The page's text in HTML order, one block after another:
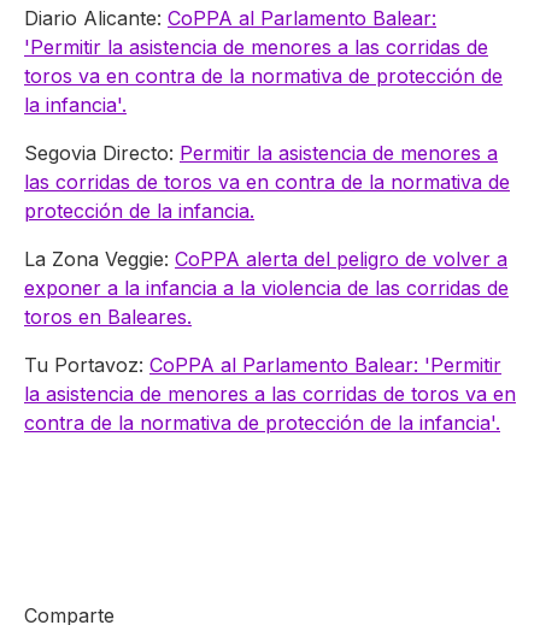
Diario Alicante: CoPPA al Parlamento Balear:
'Permitir la asistencia de menores a las corridas de
toros va en contra de la normativa de protección de
la infancia'.
Segovia Directo: Permitir la asistencia de menores a
las corridas de toros va en contra de la normativa de
protección de la infancia.
La Zona Veggie: CoPPA alerta del peligro de volver a
exponer a la infancia a la violencia de las corridas de
toros en Baleares.
Tu Portavoz: CoPPA al Parlamento Balear: 'Permitir
la asistencia de menores a las corridas de toros va en
contra de la normativa de protección de la infancia'.
Comparte